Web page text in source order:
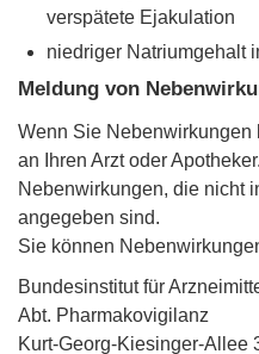
verspätete Ejakulation
niedriger Natriumgehalt
Meldung von
Wenn Sie Nebenwirkungen
an Ihren Arzt oder
Nebenwirkungen, die nicht
angegeben sind.
Sie können
Bundesinstitut für
Abt. Pharmakovigilanz
Kurt-Georg-Kiesinger-Allee